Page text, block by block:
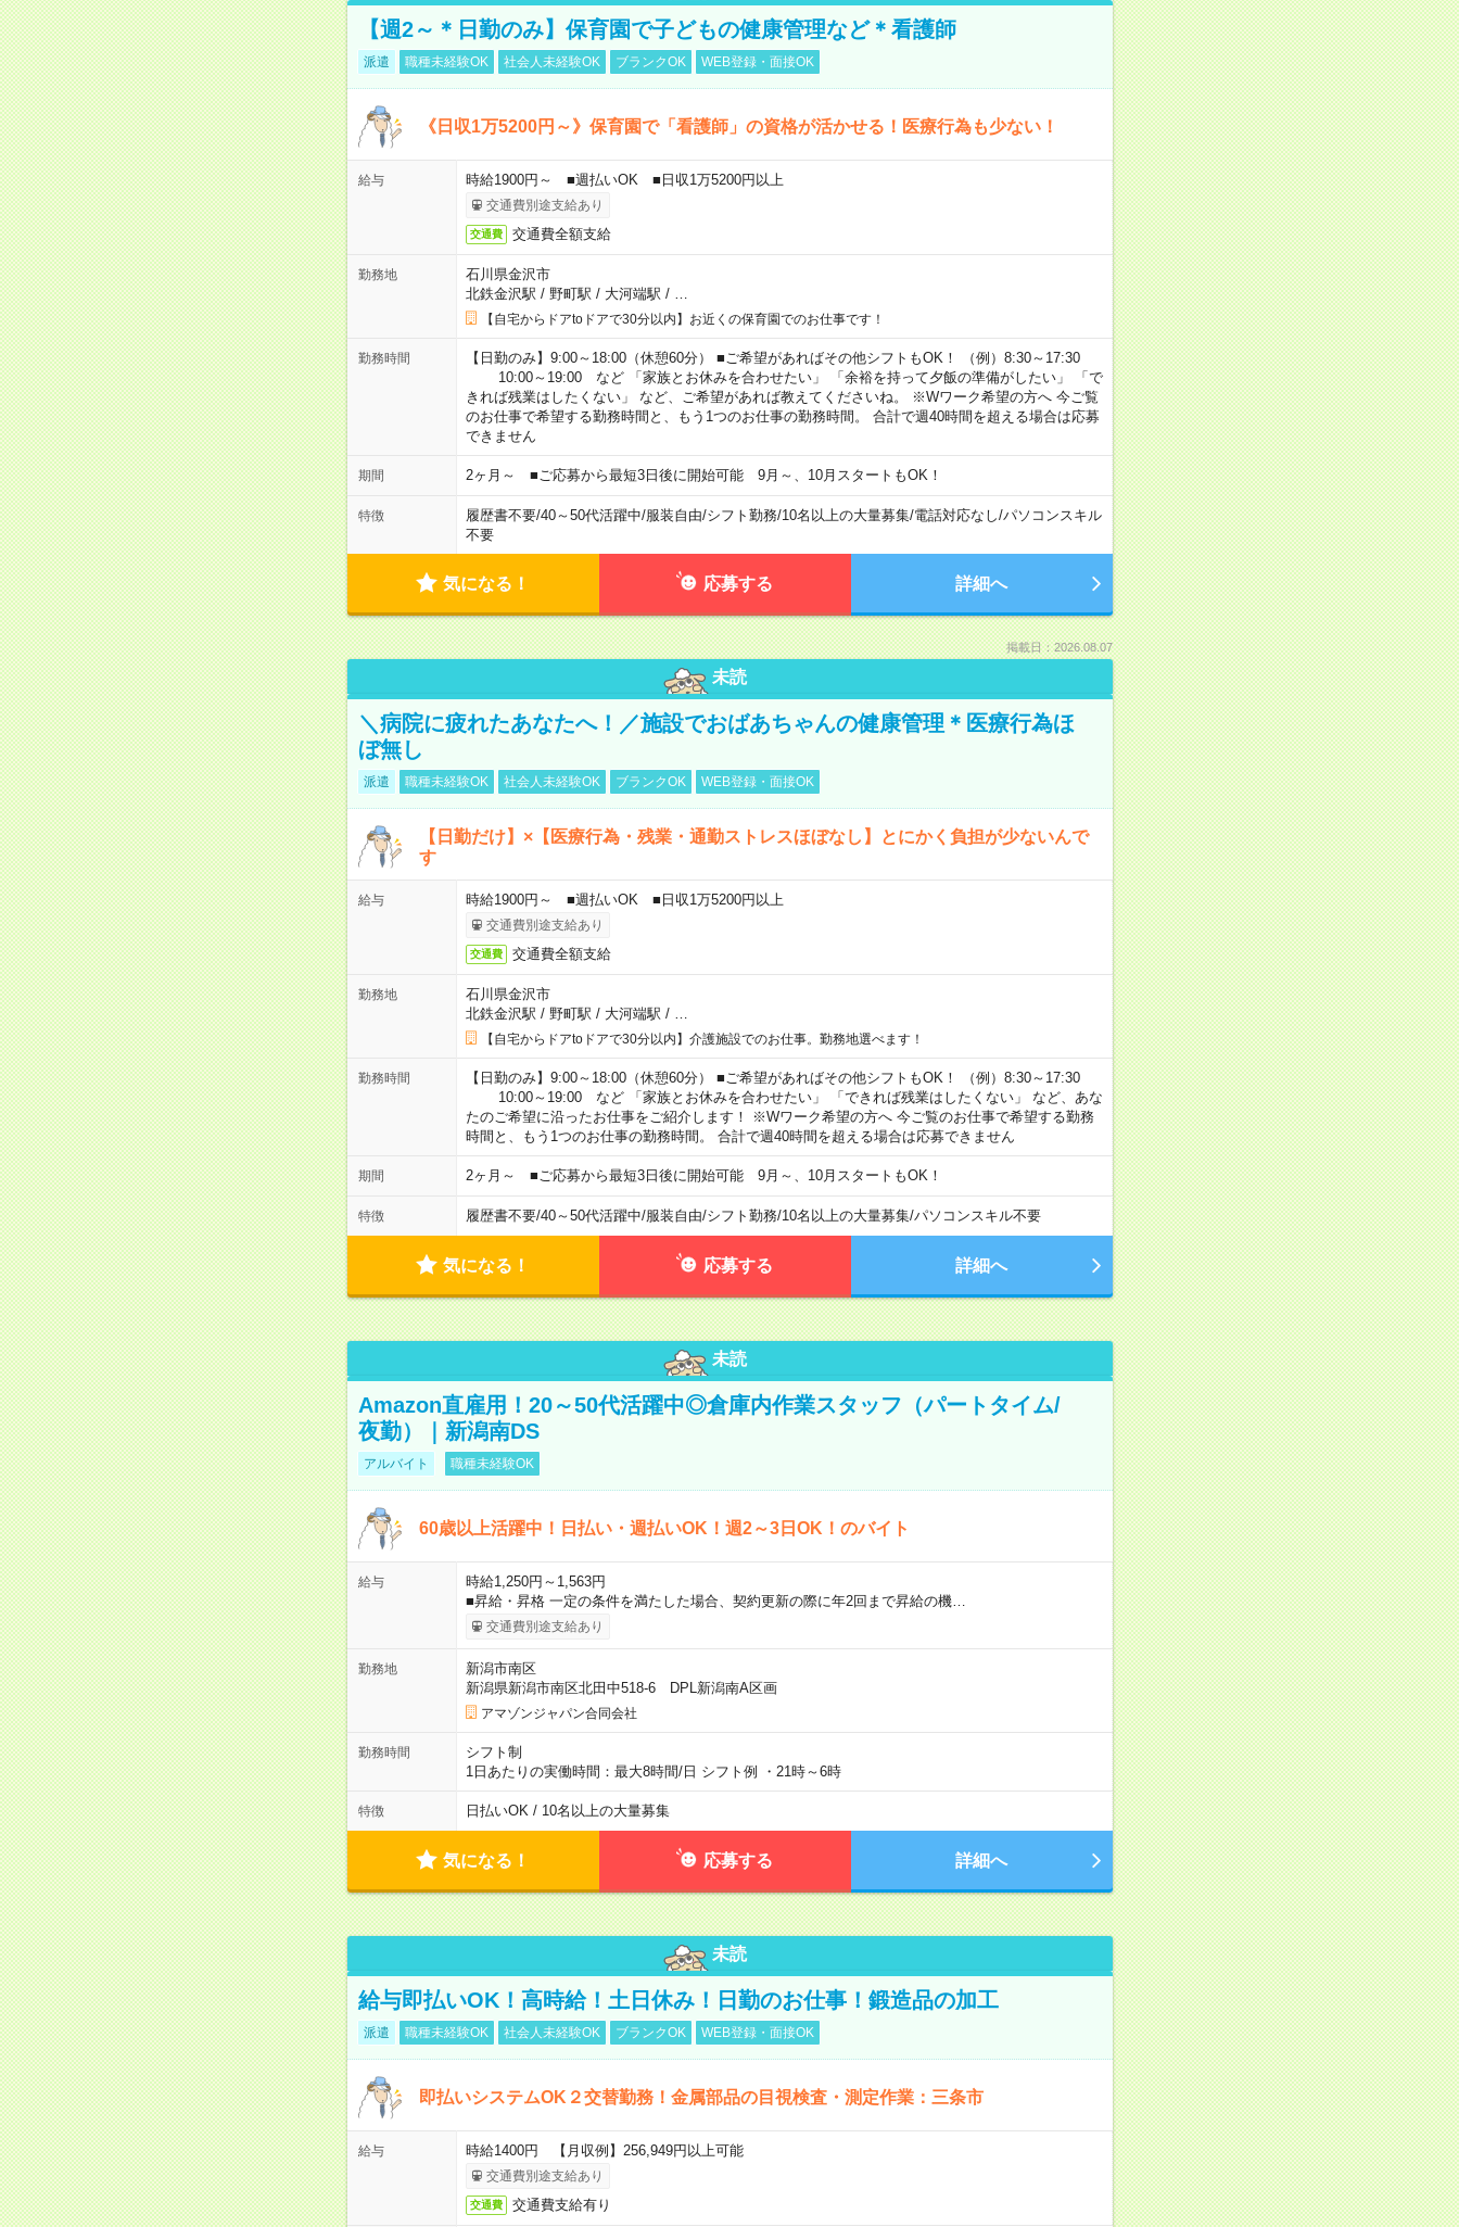
【週2～＊日勤のみ】保育園で子どもの健康管理など＊看護師
派遣 職種未経験OK 社会人未経験OK ブランクOK WEB登録・面接OK
《日収1万5200円～》保育園で「看護師」の資格が活かせる！医療行為も少ない！
給与 時給1900円～ ■週払いOK ■日収1万5200円以上
交通費別途支給あり
交通費 交通費全額支給
勤務地
石川県金沢市
北鉄金沢駅 / 野町駅 / 大河端駅 /
【自宅からドアtoドアで30分以内】お近くの保育園でのお仕事です！
勤務時間
【日勤のみ】9:00～18:00（休憩60分） ■ご希望があればその他シフトもOK！ （例）8:30～17:30
10:00～19:00 など 「家族とお休みを合わせたい」 「余裕を持って夕飯の準備がしたい」 「で
きれば残業はしたくない」 など、ご希望があれば教えてくださいね。 ※Wワーク希望の方へ 今ご覧
のお仕事で希望する勤務時間と、もう1つのお仕事の勤務時間。 合計で週40時間を超える場合は応募
できません
期間 2ヶ月～ ■ご応募から最短3日後に開始可能 9月～、10月スタートもOK！
特徴 履歴書不要/40～50代活躍中/服装自由/シフト勤務/10名以上の大量募集/電話対応なし/パソコンスキル
不要
気になる！ 応募する 詳細へ
掲載日：2026.08.07
未読
＼病院に疲れたあなたへ！／施設でおばあちゃんの健康管理＊医療行為ほ
ぼ無し
派遣 職種未経験OK 社会人未経験OK ブランクOK WEB登録・面接OK
【日勤だけ】×【医療行為・残業・通勤ストレスほぼなし】とにかく負担が少ないんで
す
給与 時給1900円～ ■週払いOK ■日収1万5200円以上
交通費別途支給あり
交通費 交通費全額支給
勤務地
石川県金沢市
北鉄金沢駅 / 野町駅 / 大河端駅 /
【自宅からドアtoドアで30分以内】介護施設でのお仕事。勤務地選べます！
勤務時間
【日勤のみ】9:00～18:00（休憩60分） ■ご希望があればその他シフトもOK！ （例）8:30～17:30
10:00～19:00 など 「家族とお休みを合わせたい」 「できれば残業はしたくない」 など、あな
たのご希望に沿ったお仕事をご紹介します！ ※Wワーク希望の方へ 今ご覧のお仕事で希望する勤務
時間と、もう1つのお仕事の勤務時間。 合計で週40時間を超える場合は応募できません
期間 2ヶ月～ ■ご応募から最短3日後に開始可能 9月～、10月スタートもOK！
特徴 履歴書不要/40～50代活躍中/服装自由/シフト勤務/10名以上の大量募集/パソコンスキル不要
気になる！ 応募する 詳細へ
未読
Amazon直雇用！20～50代活躍中◎倉庫内作業スタッフ（パートタイム/
夜勤）｜新潟南DS
アルバイト 職種未経験OK
60歳以上活躍中！日払い・週払いOK！週2～3日OK！のバイト
給与
時給1,250円～1,563円
■昇給・昇格 一定の条件を満たした場合、契約更新の際に年2回まで昇給の機…
交通費別途支給あり
勤務地
新潟市南区
新潟県新潟市南区北田中518-6 DPL新潟南A区画
アマゾンジャパン合同会社
勤務時間
シフト制
1日あたりの実働時間：最大8時間/日 シフト例 ・21時～6時
特徴 日払いOK / 10名以上の大量募集
気になる！ 応募する 詳細へ
未読
給与即払いOK！高時給！土日休み！日勤のお仕事！鍛造品の加工
派遣 職種未経験OK 社会人未経験OK ブランクOK WEB登録・面接OK
即払いシステムOK２交替勤務！金属部品の目視検査・測定作業：三条市
給与 時給1400円 【月収例】256,949円以上可能
交通費別途支給あり
交通費 交通費支給有り